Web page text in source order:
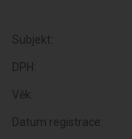
Subjekt:
DPH:
Věk:
Datum registrace: